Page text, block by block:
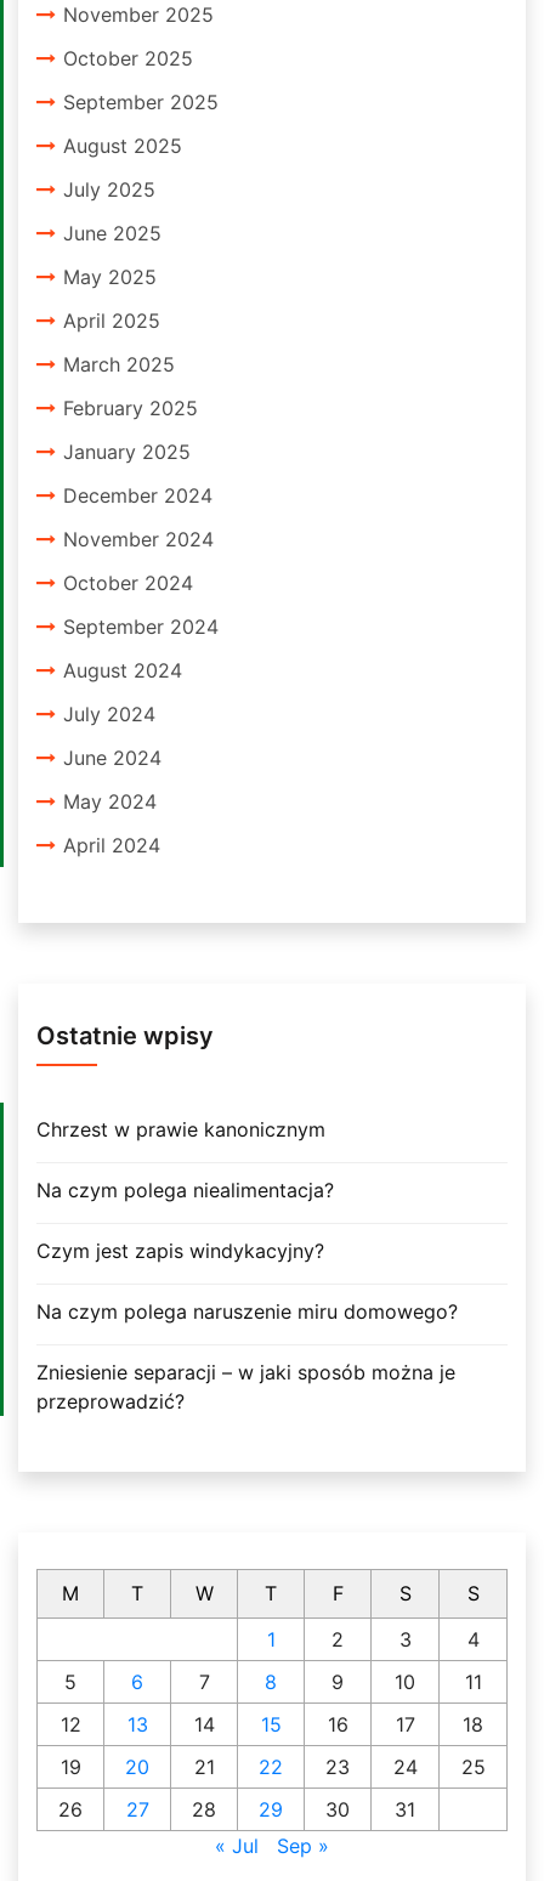
November 2025
October 2025
September 2025
August 2025
July 2025
June 2025
May 2025
April 2025
March 2025
February 2025
January 2025
December 2024
November 2024
October 2024
September 2024
August 2024
July 2024
June 2024
May 2024
April 2024
Ostatnie wpisy
Chrzest w prawie kanonicznym
Na czym polega niealimentacja?
Czym jest zapis windykacyjny?
Na czym polega naruszenie miru domowego?
Zniesienie separacji – w jaki sposób można je
przeprowadzić?
M T W T F S
S
1
2 3
4
5
6 7 8 9 10
11
12
13 14 15 16 17
18
19
20 21 22 23 24
25
26
27 28 29 30
31
« Jul
Sep »